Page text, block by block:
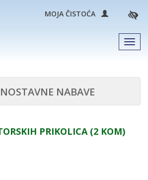
MOJA ČISTOĆA
NABAVE
PRIKOLICA (2 KOM)